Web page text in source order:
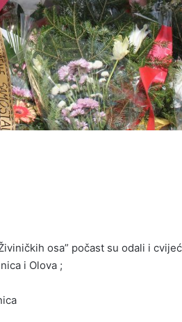
osa” počast su odali i
i Olova ;